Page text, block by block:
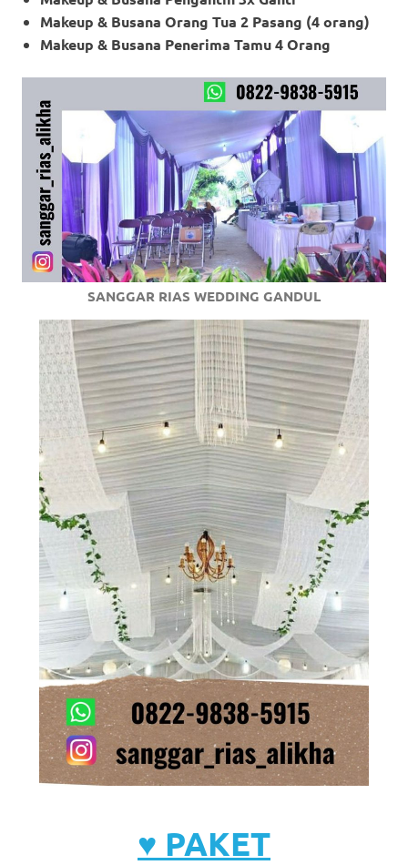
Makeup & Busana Orang Tua 2 Pasang (4 orang)
Makeup & Busana Penerima Tamu 4 Orang
SANGGAR RIAS WEDDING GANDUL
♥ PAKET